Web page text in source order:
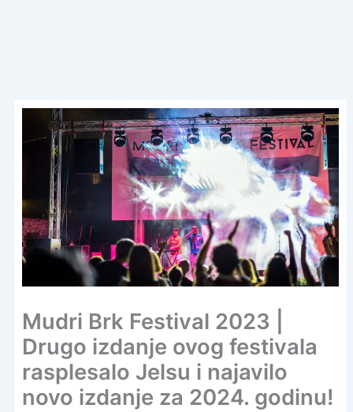
Mudri Brk Festival 2023 |
Drugo izdanje ovog festivala
rasplesalo Jelsu i najavilo
novo izdanje za 2024. godinu!